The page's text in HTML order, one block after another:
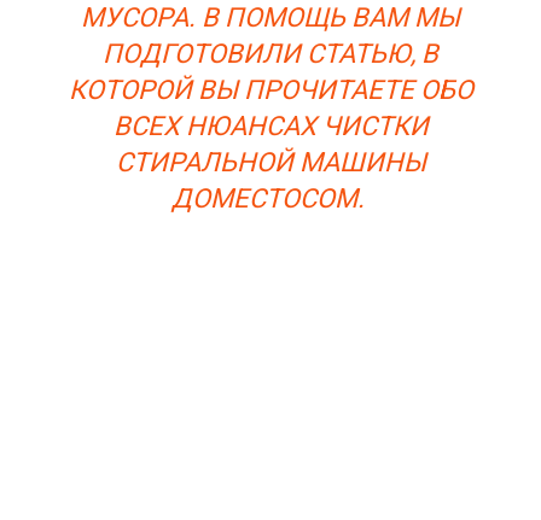
МУСОРА. В ПОМОЩЬ ВАМ МЫ
ПОДГОТОВИЛИ СТАТЬЮ, В
КОТОРОЙ ВЫ ПРОЧИТАЕТЕ ОБО
ВСЕХ НЮАНСАХ ЧИСТКИ
СТИРАЛЬНОЙ МАШИНЫ
ДОМЕСТОСОМ.